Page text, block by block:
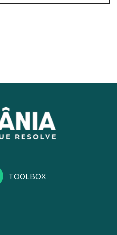
TOOLBOX